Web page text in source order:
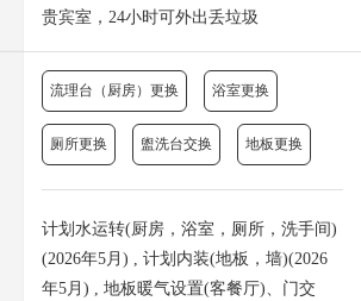
贵宾室，24小时可外出丢垃圾
流理台（厨房）更换 浴室更换
厕所更换 盥洗台交换 地板更换
计划水运转(厨房，浴室，厕所，洗手间)
(2026年5月) , 计划内装(地板，墙)(2026
年5月) , 地板暖气设置(客餐厅)、门交